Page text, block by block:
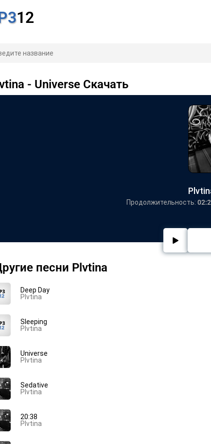
12
- Universe Скачать
Продолжительность:
песни Plvtina
Deep Day
Plvtina
Sleeping
Plvtina
Universe
Plvtina
Sedative
Plvtina
20:38
Plvtina